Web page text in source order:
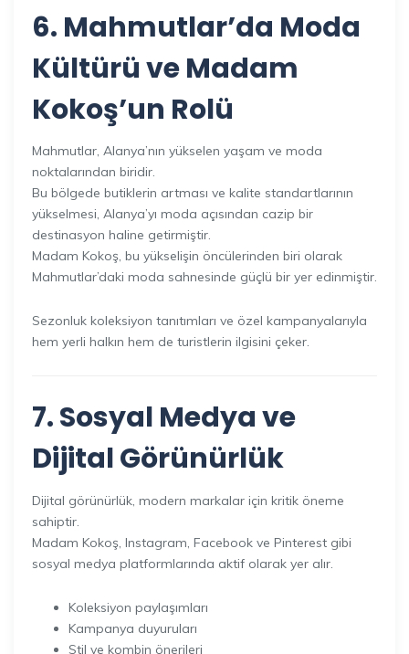
6. Mahmutlar’da Moda
Kültürü ve Madam
Kokoş’un Rolü
Mahmutlar, Alanya’nın yükselen yaşam ve moda
noktalarından biridir.
Bu bölgede butiklerin artması ve kalite standartlarının
yükselmesi, Alanya’yı moda açısından cazip bir
destinasyon haline getirmiştir.
Madam Kokoş, bu yükselişin öncülerinden biri olarak
Mahmutlar’daki moda sahnesinde güçlü bir yer edinmiştir.
Sezonluk koleksiyon tanıtımları ve özel kampanyalarıyla
hem yerli halkın hem de turistlerin ilgisini çeker.
7. Sosyal Medya ve
Dijital Görünürlük
Dijital görünürlük, modern markalar için kritik öneme
sahiptir.
Madam Kokoş, Instagram, Facebook ve Pinterest gibi
sosyal medya platformlarında aktif olarak yer alır.
Koleksiyon paylaşımları
Kampanya duyuruları
Stil ve kombin önerileri